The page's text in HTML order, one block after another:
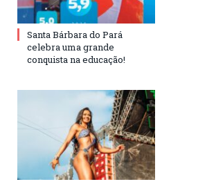
Santa Bárbara do Pará
celebra uma grande
conquista na educação!